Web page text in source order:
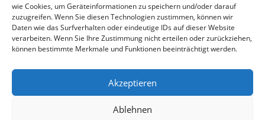
wie Cookies, um Geräteinformationen zu speichern und/oder darauf
zuzugreifen. Wenn Sie diesen Technologien zustimmen, können wir
Daten wie das Surfverhalten oder eindeutige IDs auf dieser Website
verarbeiten. Wenn Sie Ihre Zustimmung nicht erteilen oder zurückziehen,
können bestimmte Merkmale und Funktionen beeinträchtigt werden.
Akzeptieren
Ablehnen
aaa swiss properties gmbh
Klingental 17
CH-4058 Basel